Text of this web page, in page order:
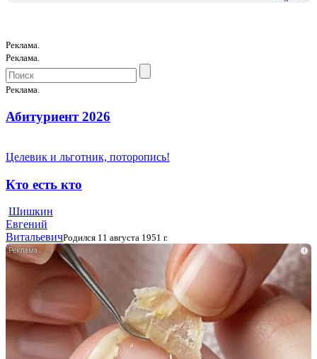
Реклама.
Реклама.
Реклама.
Абитуриент 2026
Целевик и льготник, поторопись!
Кто есть кто
Шишкин
Евгений
ВитальевичРодился 11 августа 1951 г.
i